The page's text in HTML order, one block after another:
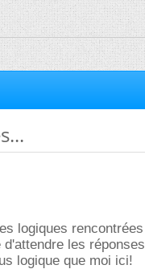
logiques
les
logique que moi ici!